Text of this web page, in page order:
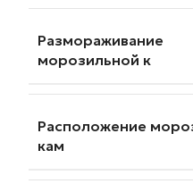
Размораживание
морозильной к
Расположение
кам